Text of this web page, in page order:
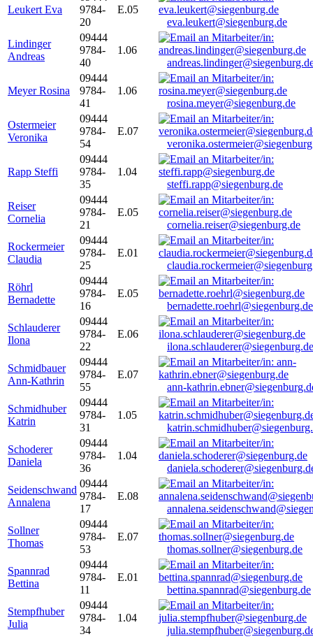
Leukert Eva
9784-
20
E.05
eva.leukert@siegenburg.de
Lindinger
Andreas
09444
9784-
40
1.06
Meyer Rosina
09444
9784-
41
1.06
rosina.meyer@siegenburg.de
Ostermeier
Veronika
09444
9784-
54
E.07
Rapp Steffi
09444
9784-
35
1.04
steffi.rapp@siegenburg.de
Reiser
Cornelia
09444
9784-
21
E.05
cornelia.reiser@siegenburg.de
Rockermeier
Claudia
09444
9784-
25
E.01
Röhrl
Bernadette
09444
9784-
16
E.05
bernadette.roehrl@siegenburg.de
Schlauderer
Ilona
09444
9784-
22
E.06
ilona.schlauderer@siegenburg.de
Schmidbauer
Ann-Kathrin
09444
9784-
55
E.07
ann-
Schmidhuber
Katrin
09444
9784-
31
1.05
Schoderer
Daniela
09444
9784-
36
1.04
Seidenschwand
Annalena
09444
9784-
17
E.08
Sollner
Thomas
09444
9784-
53
E.07
thomas.sollner@siegenburg.de
Spannrad
Bettina
09444
9784-
11
E.01
bettina.spannrad@siegenburg.de
Stempfhuber
Julia
09444
9784-
34
1.04